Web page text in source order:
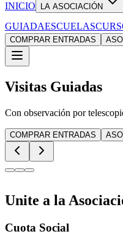
INICIO LA ASOCIACIÓN
GUIADAESCUELAS
COMPRAR ENTRADAS
Visitas Guiadas
Con observación por
COMPRAR ENTRADAS
Unite a la
Cuota Social